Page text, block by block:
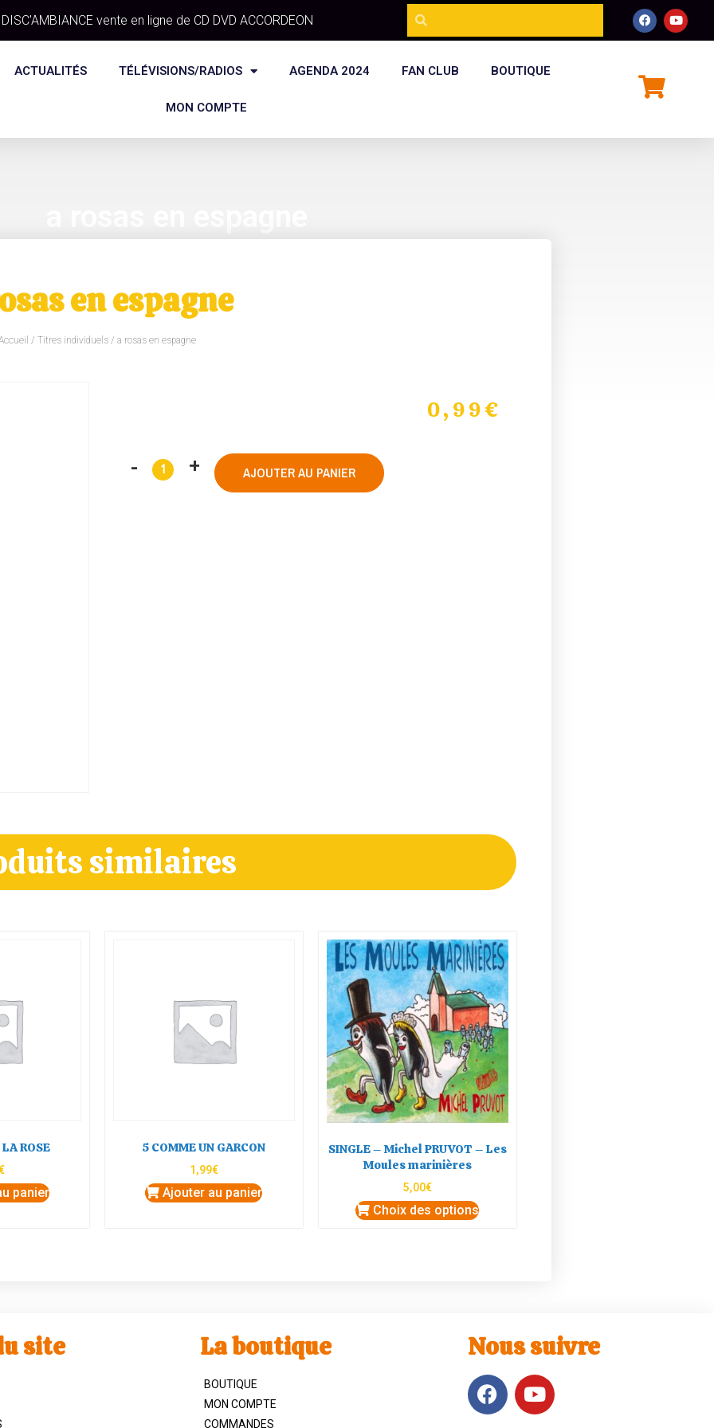
DISC'AMBIANCE vente en ligne de CD DVD ACCORDEON
ACTUALITÉS TÉLÉVISIONS/RADIOS AGENDA 2024 FAN CLUB BOUTIQUE
MON COMPTE
en espagne
/ Titres individuels / a rosas en espagne
0,99€
AJOUTER AU PANIER
similaires
ROSE
panier
5 COMME UN GARCON
1,99€
Ajouter au panier
SINGLE – Michel PRUVOT – Les
Moules marinières
5,00€
Choix des options
site La boutique
BOUTIQUE
MON COMPTE
COMMANDES
Nous suivre